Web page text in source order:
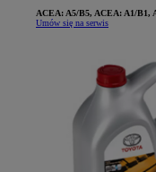
ACEA: A5/B5, ACEA: A1/B1,
Umów się na serwis